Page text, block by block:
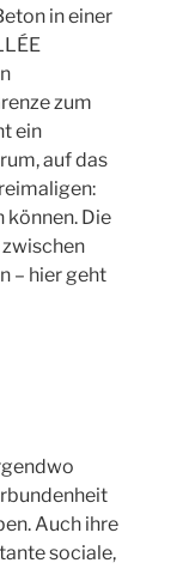
in einer
zum
ein
auf das
können. Die
– hier geht
Auch ihre
sociale,